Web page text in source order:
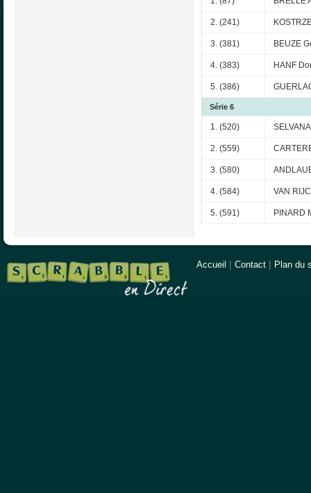
2. (241)
3. (381) BEUZE
4. (383) HANF
5. (386)
Série 6
1. (520)
2. (559)
3. (580)
4. (584) VAN
5. (591) PINARD
Accueil Contact Plan du